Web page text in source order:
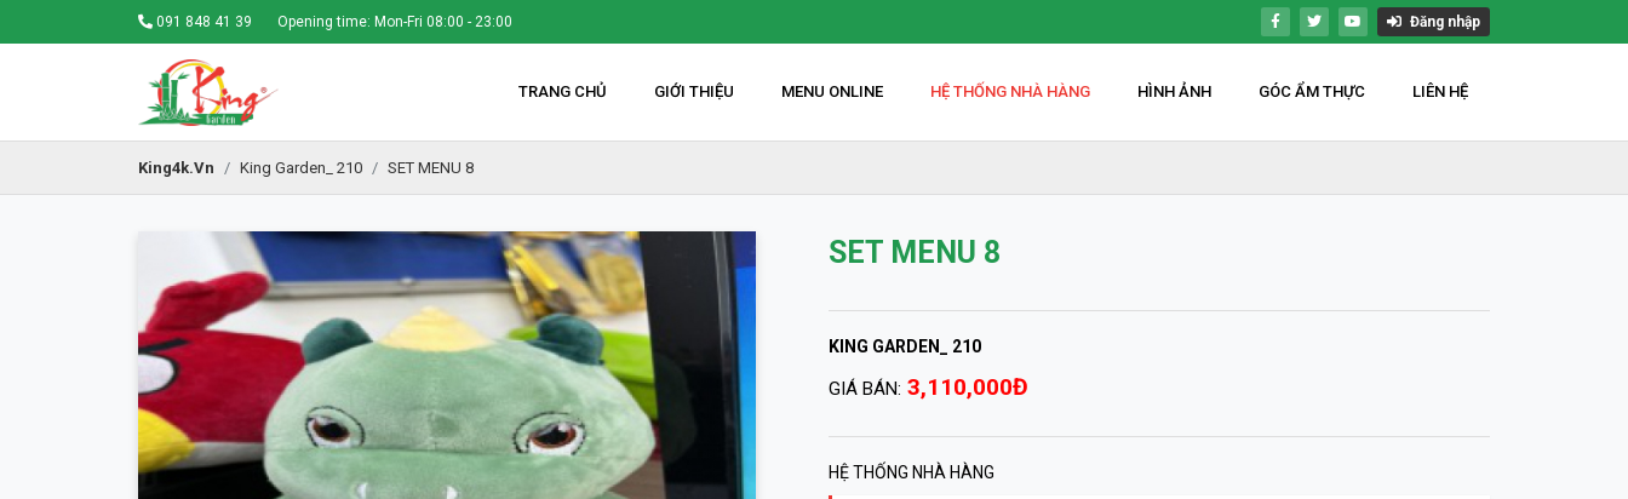
091 848 41 39 Opening time: Mon-Fri 08:00 - 23:00 Đăng nhập
TRANG CHỦ GIỚI THIỆU MENU ONLINE HỆ THỐNG NHÀ HÀNG HÌNH ẢNH GÓC ẨM THỰC LIÊN HỆ
King4k.vn King Garden_ 210 SET MENU 8
SET MENU 8
KING GARDEN_ 210
GIÁ BÁN: 3,110,000Đ
HỆ THỐNG NHÀ HÀNG